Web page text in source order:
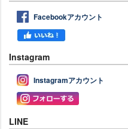
Facebookアカウント
Instagram
Instagramアカウント
LINE